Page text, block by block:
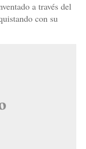
a través del
con su